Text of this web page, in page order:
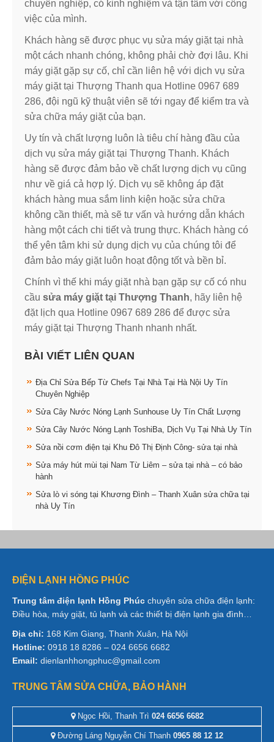
chuyên nghiệp, có kinh nghiệm và tận tâm với công
việc của mình.
Khách hàng sẽ được phục vụ sửa máy giặt tại nhà
một cách nhanh chóng, không phải chờ đợi lâu. Khi
máy giặt gặp sự cố, chỉ cần liên hệ với dịch vụ sửa
máy giặt tại Thượng Thanh qua Hotline 0967 689
286, đội ngũ kỹ thuật viên sẽ tới ngay để kiểm tra và
sửa chữa máy giặt của bạn.
Uy tín và chất lượng luôn là tiêu chí hàng đầu của
dịch vụ sửa máy giặt tại Thượng Thanh. Khách
hàng sẽ được đảm bảo về chất lượng dịch vụ cũng
như về giá cả hợp lý. Dịch vụ sẽ không áp đặt
khách hàng mua sắm linh kiện hoặc sửa chữa
không cần thiết, mà sẽ tư vấn và hướng dẫn khách
hàng một cách chi tiết và trung thực. Khách hàng có
thể yên tâm khi sử dụng dịch vụ của chúng tôi để
đảm bảo máy giặt luôn hoạt động tốt và bền bỉ.
Chính vì thế khi máy giặt nhà bạn gặp sự cố có nhu
cầu sửa máy giặt tại Thượng Thanh, hãy liên hệ
đặt lịch qua Hotline 0967 689 286 để được sửa
máy giặt tại Thượng Thanh nhanh nhất.
BÀI VIẾT LIÊN QUAN
Địa Chỉ Sửa Bếp Từ Chefs Tại Nhà Tại Hà Nội Uy Tín
Chuyên Nghiệp
Sửa Cây Nước Nóng Lạnh Sunhouse Uy Tín Chất Lượng
Sửa Cây Nước Nóng Lạnh ToshiBa, Dịch Vụ Tại Nhà Uy Tín
Sửa nồi cơm điện tại Khu Đô Thị Định Công- sửa tại nhà
Sửa máy hút mùi tại Nam Từ Liêm – sửa tại nhà – có bảo
hành
Sửa lò vi sóng tại Khương Đình – Thanh Xuân sửa chữa tại
nhà Uy Tín
ĐIỆN LẠNH HỒNG PHÚC
Trung tâm điện lạnh Hồng Phúc chuyên sửa chữa điện lạnh:
Điều hòa, máy giặt, tủ lạnh và các thiết bị điện lạnh gia đình…
Địa chỉ: 168 Kim Giang, Thanh Xuân, Hà Nội
Hotline: 0918 18 8286 – 024 6656 6682
Email: dienlanhhongphuc@gmail.com
TRUNG TÂM SỬA CHỮA, BẢO HÀNH
Ngọc Hồi, Thanh Trì 024 6656 6682
Đường Láng Nguyễn Chí Thanh 0965 88 12 12